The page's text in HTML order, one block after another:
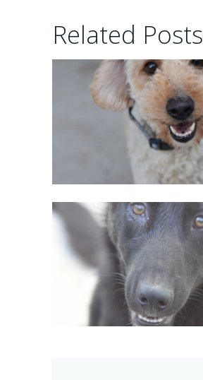
Related Posts
02/06/2026